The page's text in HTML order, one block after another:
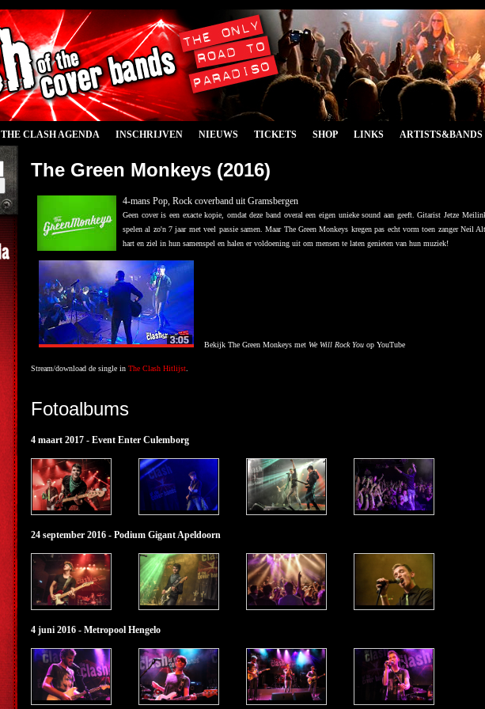
THE CLASH AGENDA INSCHRIJVEN NIEUWS TICKETS SHOP LINKS ARTISTS&BANDS
The Green Monkeys (2016)
4-mans Pop, Rock coverband uit Gramsbergen
Geen cover is een exacte kopie, omdat deze band overal een eigen unieke sound aan geeft.Gitarist Jetze
spelen al zo'n 7 jaar met veel passie samen.Maar The Green Monkeys kregen pas echt vorm toen zanger Neil
hart en ziel in hun samenspel en halen er voldoening uit om mensen te laten genieten van hun muziek!
Bekijk The Green Monkeys met We Will Rock You op YouTube
Stream/download de single in The Clash Hitlijst
Fotoalbums
4 maart 2017 - Event Enter Culemborg
24 september 2016 - Podium Gigant Apeldoorn
4 juni 2016 - Metropool Hengelo